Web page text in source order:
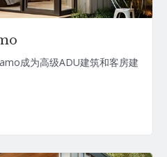
成为高级ADU建筑和客房建